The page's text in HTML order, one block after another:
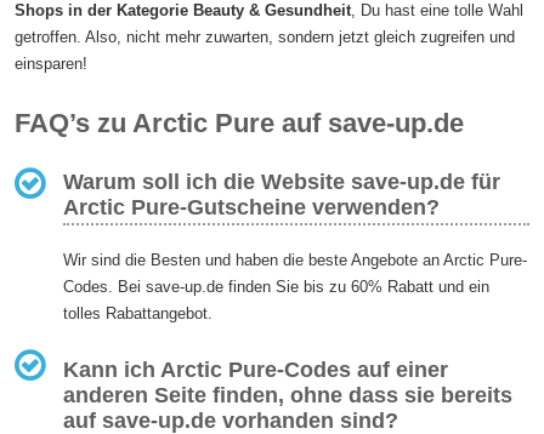
Shops in der Kategorie Beauty & Gesundheit, Du hast eine tolle Wahl
getroffen. Also, nicht mehr zuwarten, sondern jetzt gleich zugreifen und
einsparen!
FAQ’s zu Arctic Pure auf save-up.de
Warum soll ich die Website save-up.de für
Arctic Pure-Gutscheine verwenden?
Wir sind die Besten und haben die beste Angebote an Arctic Pure-
Codes. Bei save-up.de finden Sie bis zu 60% Rabatt und ein
tolles Rabattangebot.
Kann ich Arctic Pure-Codes auf einer
anderen Seite finden, ohne dass sie bereits
auf save-up.de vorhanden sind?